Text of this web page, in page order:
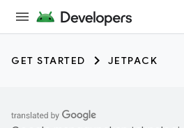
GET STARTED JETPACK